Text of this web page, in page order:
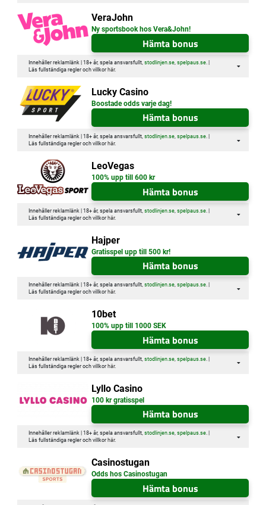
VeraJohn
Ny sportsbook hos Vera&John!
Hämta bonus
Innehåller reklamlänk | 18+ år, spela ansvarsfullt, stodlinjen.se, spelpaus.se. |
Läs fullständiga regler och villkor här.
Lucky Casino
Boostade odds varje dag!
Hämta bonus
Innehåller reklamlänk | 18+ år, spela ansvarsfullt, stodlinjen.se, spelpaus.se. |
Läs fullständiga regler och villkor här.
LeoVegas
100% upp till 600 kr
Hämta bonus
Innehåller reklamlänk | 18+ år, spela ansvarsfullt, stodlinjen.se, spelpaus.se. |
Läs fullständiga regler och villkor här.
Hajper
Gratisspel upp till 500 kr!
Hämta bonus
Innehåller reklamlänk | 18+ år, spela ansvarsfullt, stodlinjen.se, spelpaus.se. |
Läs fullständiga regler och villkor här.
10bet
100% upp till 1000 SEK
Hämta bonus
Innehåller reklamlänk | 18+ år, spela ansvarsfullt, stodlinjen.se, spelpaus.se. |
Läs fullständiga regler och villkor här.
Lyllo Casino
100 kr gratisspel
Hämta bonus
Innehåller reklamlänk | 18+ år, spela ansvarsfullt, stodlinjen.se, spelpaus.se. |
Läs fullständiga regler och villkor här.
Casinostugan
Odds hos Casinostugan
Hämta bonus